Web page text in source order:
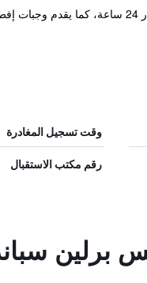
يقع فندق إيبيس في مدينة سبانداو، ويحتوي على
وقت تسجيل المغادرة
رقم مكتب الاستقبال
برلين